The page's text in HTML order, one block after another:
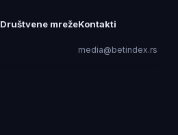
Društvene mrežeKontakti
media@betindex.rs